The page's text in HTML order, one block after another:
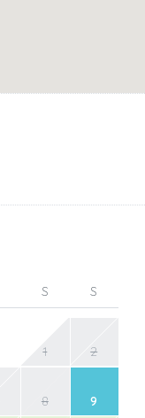
S S
1 2
8 9